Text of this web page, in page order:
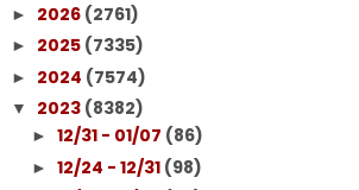
► 2026 (2761)
► 2025 (7335)
► 2024 (7574)
▼ 2023 (8382)
► 12/31 - 01/07 (86)
► 12/24 - 12/31 (98)